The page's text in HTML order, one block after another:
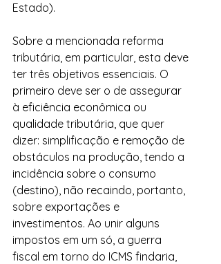
Estado).
Sobre a mencionada reforma
tributária, em particular, esta deve
ter três objetivos essenciais. O
primeiro deve ser o de assegurar
à eficiência econômica ou
qualidade tributária, que quer
dizer: simplificação e remoção de
obstáculos na produção, tendo a
incidência sobre o consumo
(destino), não recaindo, portanto,
sobre exportações e
investimentos. Ao unir alguns
impostos em um só, a guerra
fiscal em torno do ICMS findaria,